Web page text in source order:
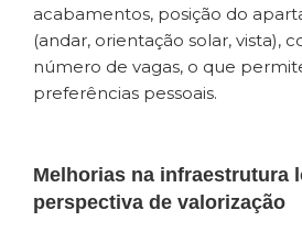
acabamentos, posição do
(andar, orientação solar, vista),
número de vagas, o que
preferências pessoais.
Melhorias na infraestrutura
perspectiva de valorização